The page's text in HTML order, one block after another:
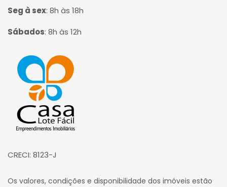
Seg à sex: 8h às 18h
Sábados: 8h às 12h
Página inicial
CRECI: 8123-J
Os valores, condições e disponibilidade dos imóveis estão